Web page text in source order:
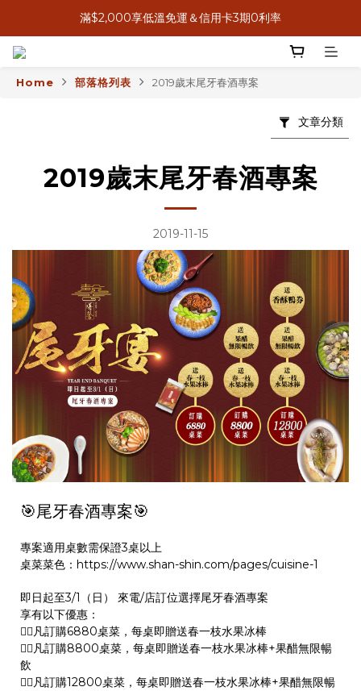
8月感恩獻心意，送禮送米其林
滿$2,000享低溫免運＆信用卡3期0利率
Home 部落格列表 2019歲末尾牙春酒專案
文章分類
2019歲末尾牙春酒專案
2019-11-15
🎯尾牙春酒專案🎯
專案適用桌數需保證3桌以上
桌菜菜色：https://www.shan-shin.com/pages/cuisine-1
即日起至3/1（日） 來電/店訂位選擇尾牙春酒專案
享有以下優惠：
👉🏻凡訂購6880桌菜，每桌即贈送春一枝水果冰棒
👉🏻凡訂購8800桌菜，每桌即贈送春一枝水果冰棒+果醋無限暢
飲
👉🏻凡訂購12800桌菜，每桌即贈送春一枝水果冰棒+果醋無限暢